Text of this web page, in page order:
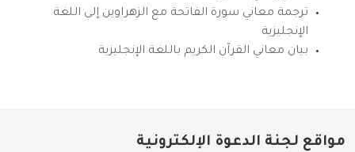
ترجمة معاني سورة الفاتحة مع الزهراوين إلى اللغة
الإنجليزية
بيان معاني القرآن الكريم باللغة الإنجليزية
مواقع لجنة الدعوة الإلكترونية